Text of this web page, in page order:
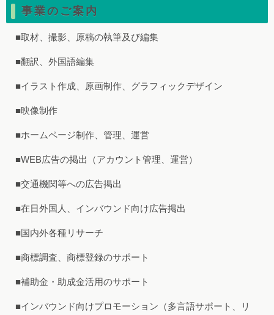
事業のご案内
■取材、撮影、原稿の執筆及び編集
■翻訳、外国語編集
■イラスト作成、原画制作、グラフィックデザイン
■映像制作
■ホームページ制作、管理、運営
■WEB広告の掲出（アカウント管理、運営）
■交通機関等への広告掲出
■在日外国人、インバウンド向け広告掲出
■国内外各種リサーチ
■商標調査、商標登録のサポート
■補助金・助成金活用のサポート
■インバウンド向けプロモーション（多言語サポート、リ